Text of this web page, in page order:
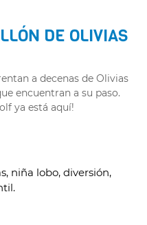
DE OLIVIAS
a decenas de Olivias
encuentran a su paso.
ya está aquí!
niña lobo, diversión,